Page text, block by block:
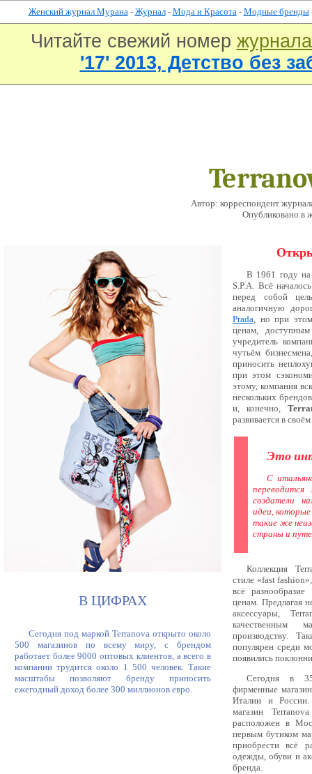
Женский журнал Мурана- Журнал- Мода и Красота- Модные бренды
Читайте свежий номер
'17' 2013, Детство без
Автор: корреспондент
Опубликовано в
В ЦИФРАХ
Сегодня под маркой Terranova открыто около
500 магазинов по всему миру, с брендом
работает более 9000 оптовых клиентов, а всего в
компании трудится около 1 500 человек. Такие
масштабы позволяют бренду приносить
ежегодный доход более 300 миллионов евро.
В 1961 году на
S.P.A. Всё
перед собой
аналогичную
Prada, но при
ценам,
учредитель
чутьём
приносить
при этом
этому, компания
нескольких
и, конечно,
развивается в
Это
С
создатели
идеи,
такие же
страны и
Коллекция
стиле «fast
всё
ценам. Предлагая
аксессуары,
качественным
производству.
популярен среди
появились
Сегодня в
фирменные
Италии и
магазин
расположен в
первым бутиком
приобрести всё
одежды, обуви и
бренда.